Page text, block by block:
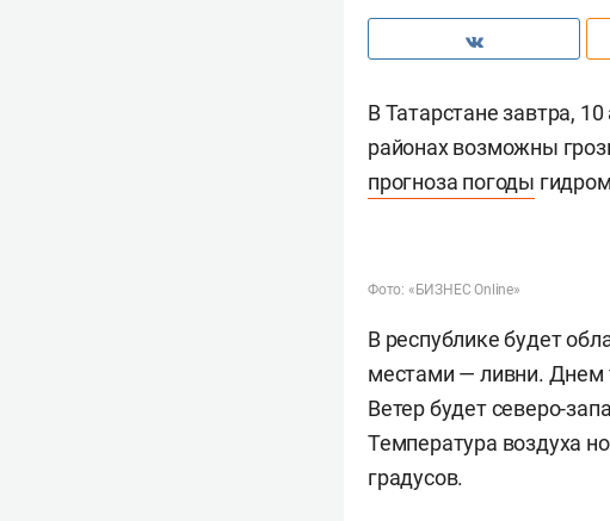
В Татарстане завтра,
районах возможны
прогноза погоды
Фото: «БИЗНЕС Online»
В республике будет
местами — ливни. Днем
Ветер будет северо-
Температура воздуха
градусов.